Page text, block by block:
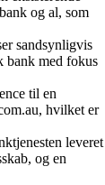
og al, som
sandsynligvis
bank med fokus
til en
hvilket er
leveret
og en